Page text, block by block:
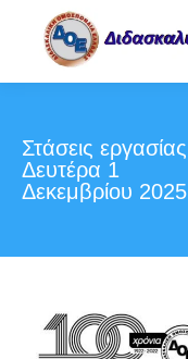
Στάσεις εργασίας
Δευτέρα 1
Δεκεμβρίου 2025